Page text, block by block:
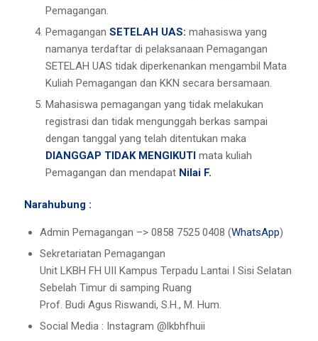
Pemagangan.
Pemagangan SETELAH UAS: mahasiswa yang
namanya terdaftar di pelaksanaan Pemagangan
SETELAH UAS tidak diperkenankan mengambil Mata
Kuliah Pemagangan dan KKN secara bersamaan.
Mahasiswa pemagangan yang tidak melakukan
registrasi dan tidak mengunggah berkas sampai
dengan tanggal yang telah ditentukan maka
DIANGGAP TIDAK MENGIKUTImata kuliah
Pemagangan dan mendapatNilai F.
Narahubung :
Admin Pemagangan –> 0858 7525 0408 (WhatsApp)
Sekretariatan Pemagangan
Unit LKBH FH UII Kampus Terpadu Lantai I Sisi Selatan
Sebelah Timur di samping Ruang
Prof. Budi Agus Riswandi, S.H., M. Hum.
Social Media : Instagram @lkbhfhuii